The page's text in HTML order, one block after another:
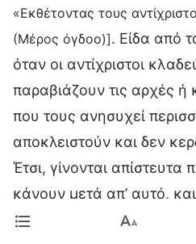
«Εκθέτοντας τους
(Μέρος όγδοο)]. Είδα από
όταν οι αντίχριστοι
παραβιάζουν τις αρχές
που τους ανησυχεί
αποκλειστούν και δεν
Έτσι, γίνονται απίστευτα
κάνουν μετά απ’ αυτό,
απέναντι στον Θεό και